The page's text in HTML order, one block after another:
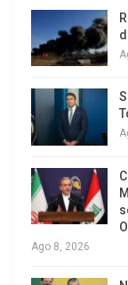
Aviones en
Las bases
go home
Ago 8, 2026